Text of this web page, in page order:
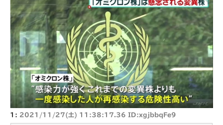
1: 2021/11/27(土) 11:38:17.36 ID:xgjbbqFe9